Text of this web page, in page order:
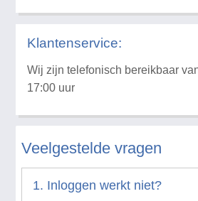
Klantenservice:
Wij zijn telefonisch bereikbaar
17:00 uur
Veelgestelde vragen
1. Inloggen werkt niet?